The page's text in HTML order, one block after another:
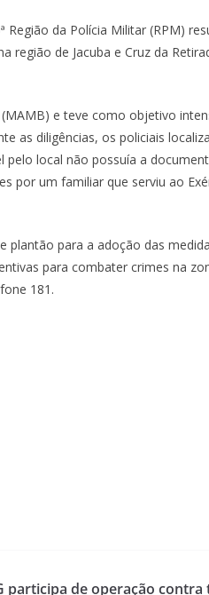
da Polícia Militar (RPM)
região de Jacuba e Cruz da
e teve como objetivo
as diligências, os policiais
pelo local não possuía a
por um familiar que serviu ao
plantão para a adoção das
para combater crimes na
181.
participa de operação